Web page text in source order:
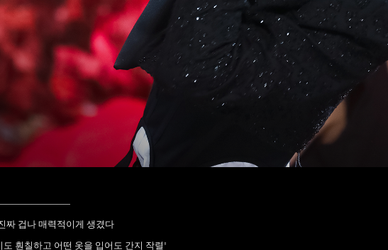
짜 겁나 매력적이게 생겼다
도 훤칠하고 어떤 옷을 입어도 간지 작렬"